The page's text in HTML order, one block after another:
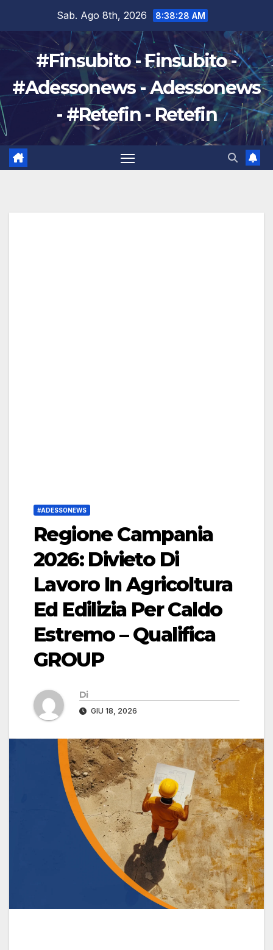
contenuto
Sab. Ago 8th, 2026 8:38:29 AM
#Finsubito - Finsubito -
#Adessonews - Adessonews
- #Retefin - Retefin
#ADESSONEWS
Regione Campania
2026: Divieto Di
Lavoro In Agricoltura
Ed Edilizia Per Caldo
Estremo – Qualifica
GROUP
Di
GIU 18, 2026